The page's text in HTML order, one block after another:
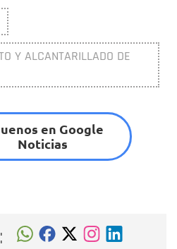
Y ALCANTARILLADO DE
en Google
Noticias